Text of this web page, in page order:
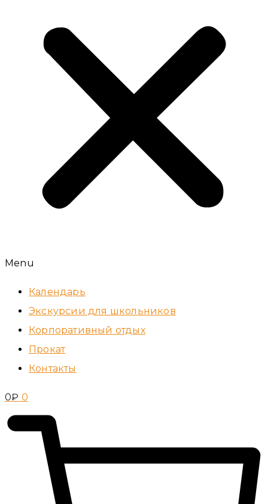
Menu
Календарь
Экскурсии для школьников
Корпоративный отдых
Прокат
Контакты
0₽ 0